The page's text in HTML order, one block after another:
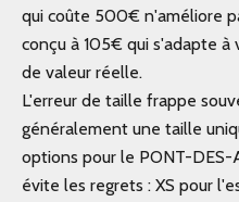
qui coûte 500€ n'améliore
conçu à 105€ qui s'adapte
de valeur réelle.
L'erreur de taille frappe
généralement une taille
options pour le PONT-DES-
évite les regrets : XS pour